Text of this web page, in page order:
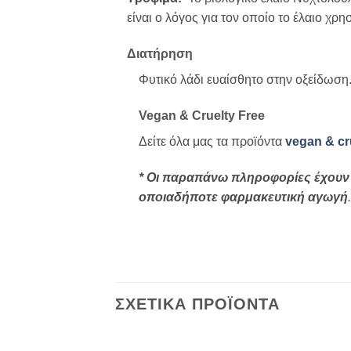
είναι ο λόγος για τον οποίο το έλαιο
Διατήρηση
Φυτικό λάδι ευαίσθητο στην
Vegan & Cruelty Free
Δείτε όλα μας τα προϊόντα vegan &
* Οι παραπάνω πληροφορίες έχουν
οποιαδήποτε φαρμακευτική αγωγή.
ΣΧΕΤΙΚΑ ΠΡΟΪΟΝΤΑ